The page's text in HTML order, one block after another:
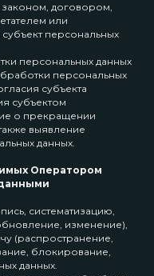
договором,
или
персональных
персональных данных
персональных
субъекта
субъектом
о прекращении
выявление
данных.
Оператором
систематизацию,
изменение),
(распространение,
блокирование,
данных.